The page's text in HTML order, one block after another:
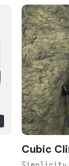
Cubic